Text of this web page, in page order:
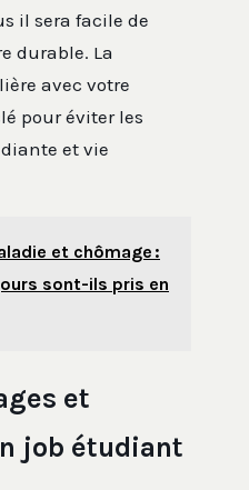
il sera facile de
durable. La
avec votre
pour éviter les
et vie
et chômage :
sont-ils pris en
et
job étudiant